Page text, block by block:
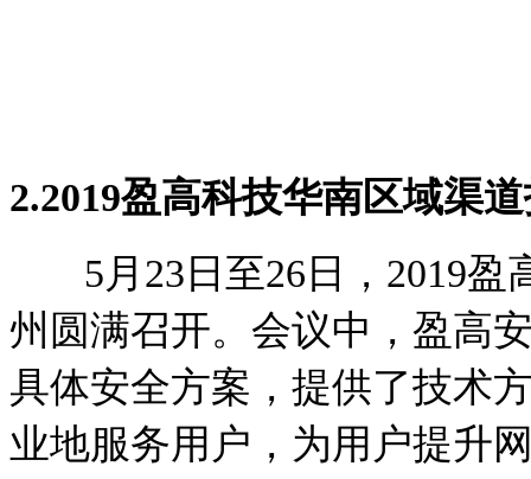
2.2019盈高科技华南区域渠
5月23日至26日，2019盈
州圆满召开。会议中，盈高
具体安全方案，提供了技术
业地服务用户，为用户提升